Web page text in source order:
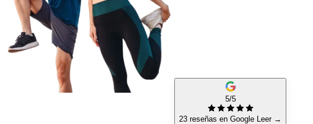
5/5
23 reseñas en Google Leer →